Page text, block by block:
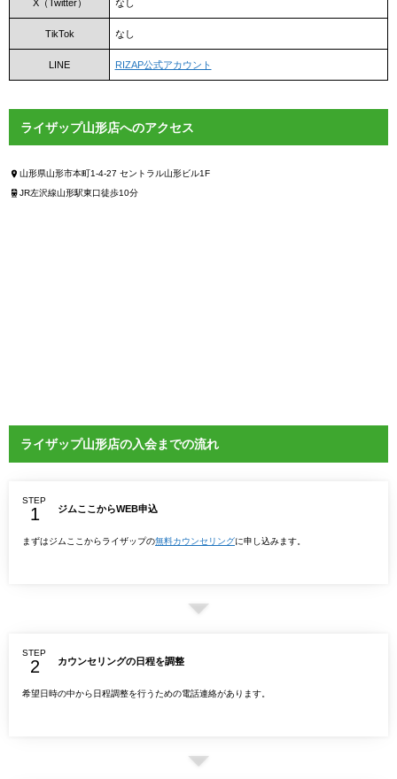
X（Twitter） なし
TikTok なし
LINE RIZAP公式アカウント
ライザップ山形店へのアクセス
山形県山形市本町1-4-27 セントラル山形ビル1F
JR左沢線山形駅東口徒歩10分
ライザップ山形店の入会までの流れ
STEP
ジムここからWEB申込
まずはジムここからライザップの無料カウンセリングに申し込みます。
STEP
カウンセリングの日程を調整
希望日時の中から日程調整を行うための電話連絡があります。